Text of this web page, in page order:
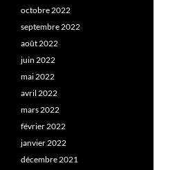
octobre 2022
septembre 2022
août 2022
juin 2022
mai 2022
avril 2022
mars 2022
février 2022
janvier 2022
décembre 2021